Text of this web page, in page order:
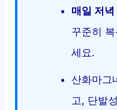
매일 저녁
꾸준히
세요.
산화마그
고, 단발